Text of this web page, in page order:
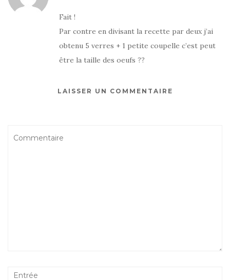
Fait !
Par contre en divisant la recette par deux j’ai
obtenu 5 verres + 1 petite coupelle c’est peut
être la taille des oeufs ??
LAISSER UN COMMENTAIRE